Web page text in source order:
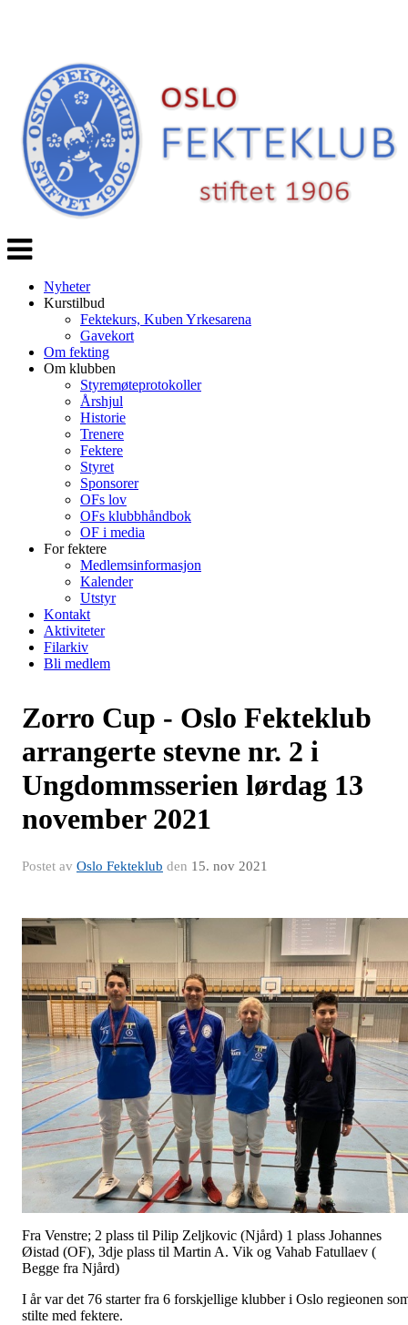
Veksle
navigasjon
Nyheter
Kurstilbud
Fektekurs, Kuben Yrkesarena
Gavekort
Om fekting
Om klubben
Styremøteprotokoller
Årshjul
Historie
Trenere
Fektere
Styret
Sponsorer
OFs lov
OFs klubbhåndbok
OF i media
For fektere
Medlemsinformasjon
Kalender
Utstyr
Kontakt
Aktiviteter
Filarkiv
Bli medlem
Zorro Cup - Oslo Fekteklub
arrangerte stevne nr. 2 i
Ungdommsserien lørdag 13
november 2021
Postet av Oslo Fekteklub den 15. nov 2021
Fra Venstre; 2 plass til Pilip Zeljkovic (Njård) 1 plass Johannes
Øistad (OF), 3dje plass til Martin A. Vik og Vahab Fatullaev (
Begge fra Njård)
I år var det 76 starter fra 6 forskjellige klubber i Oslo regieonen
stilte med fektere.